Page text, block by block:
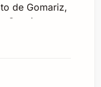
de Gomariz,
Spanien.
durch